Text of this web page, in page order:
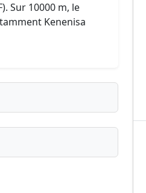
Sur 10000 m, le
Kenenisa